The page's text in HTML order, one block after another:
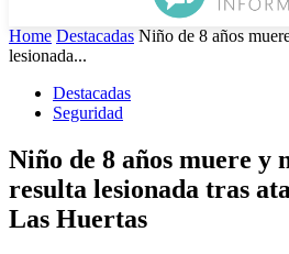
Home Destacadas Niño de 8 años
lesionada...
Destacadas
Seguridad
Niño de 8 años muere y
resulta lesionada tras
Las Huertas